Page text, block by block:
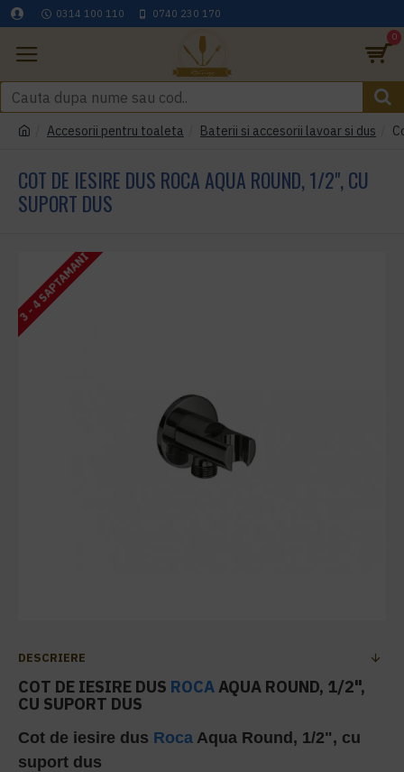
0314 100 110 0740 230 170
0
Accesorii pentru toaleta Baterii si accesorii lavoar si dus
COT DE IESIRE DUS ROCA AQUA ROUND, 1/2", CU
SUPORT DUS
3 - 4 SAPTAMANI
DESCRIERE
COT DE IESIRE DUS ROCAAQUA ROUND, 1/2",
CU SUPORT DUS
Cot de iesire dus Roca Aqua Round, 1/2", cu
suport dus